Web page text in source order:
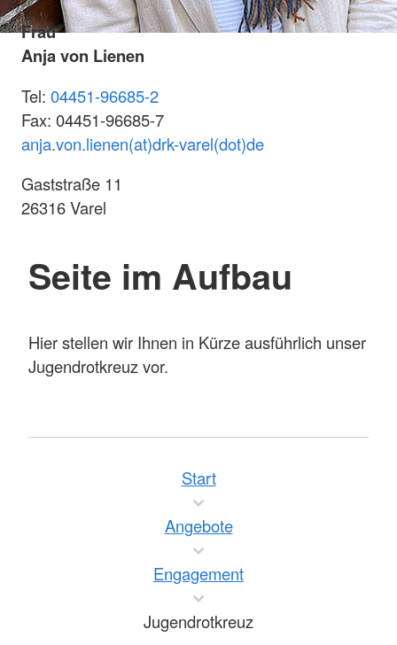
Frau
Anja von Lienen
Tel: 04451-96685-2
Fax: 04451-96685-7
anja.von.lienen(at)drk-varel(dot)de
Gaststraße 11
26316 Varel
Seite im Aufbau
Hier stellen wir Ihnen in Kürze ausführlich unser
Jugendrotkreuz vor.
Start
Angebote
Engagement
Jugendrotkreuz